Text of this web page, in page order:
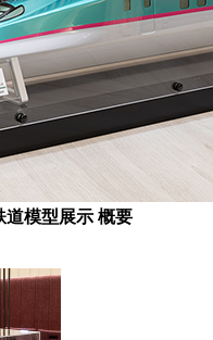
道模型展示 概要